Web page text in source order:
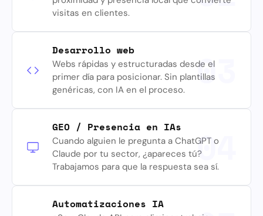
visitas en clientes.
03
Desarrollo web
Webs rápidas y estructuradas desde el
primer día para posicionar. Sin plantillas
genéricas, con IA en el proceso.
04
GEO / Presencia en IAs
Cuando alguien le pregunta a ChatGPT o
Claude por tu sector, ¿apareces tú?
Trabajamos para que la respuesta sea sí.
Automatizaciones IA